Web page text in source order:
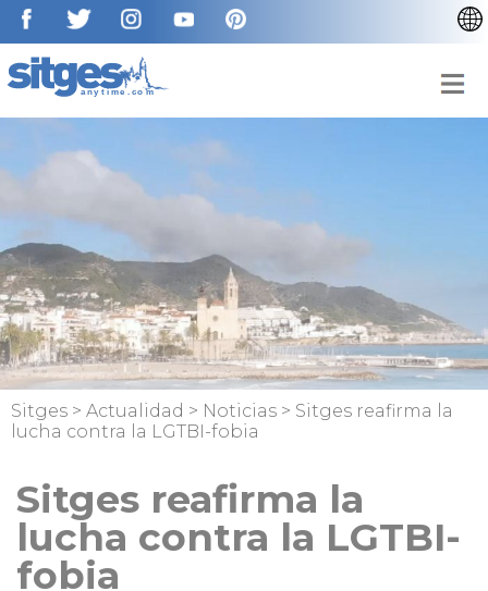
CATALÀ
Sitges > Actualidad > Noticias > Sitges reafirma la
lucha contra la LGTBI-fobia
Sitges reafirma la
lucha contra la LGTBI-
fobia